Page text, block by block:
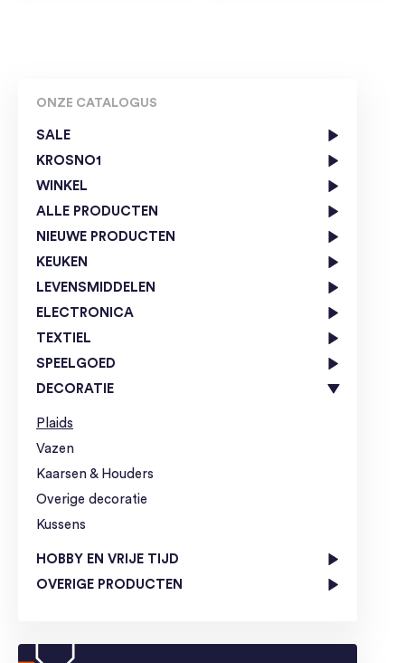
ONZE CATALOGUS
SALE
KROSNO1
WINKEL
ALLE PRODUCTEN
NIEUWE PRODUCTEN
KEUKEN
LEVENSMIDDELEN
ELECTRONICA
TEXTIEL
SPEELGOED
DECORATIE
Plaids
Vazen
Kaarsen & Houders
Overige decoratie
Kussens
HOBBY EN VRIJE TIJD
OVERIGE PRODUCTEN